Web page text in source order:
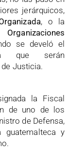
jerárquicos,
, o la
se develó el
que serán
Justicia.
la Fiscal
de uno de los
de Defensa,
guatemalteca y